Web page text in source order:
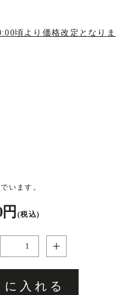
頃より価格改定となりま
います。
円(税込)
に入れる